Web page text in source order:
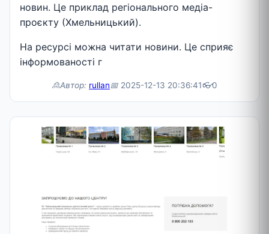
новин. Це приклад регіонального медіа-
проєкту (Хмельницький).
На ресурсі можна читати новини. Це сприяє
інформованості г
🙎Автор: rullan📅 2025-12-13 20:36:41👓0